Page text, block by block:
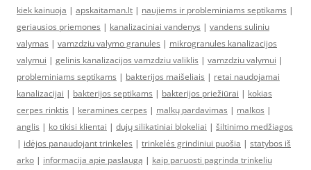
kiek kainuoja | apskaitaman.lt | naujiems ir probleminiams septikams |
geriausios priemones | kanalizaciniai vandenys | vandens suliniu
valymas | vamzdziu valymo granules | mikrogranules kanalizacijos
valymui | gelinis kanalizacijos vamzdziu valiklis | vamzdziu valymui |
probleminiams septikams | bakterijos maišeliais | retai naudojamai
kanalizacijai | bakterijos septikams | bakterijos priežiūrai | kokias
cerpes rinktis | keramines cerpes | malkų pardavimas | malkos |
anglis | ko tikisi klientai | dujų silikatiniai blokeliai | šiltinimo medžiagos
| idėjos panaudojant trinkeles | trinkelės grindiniui puošia | statybos iš
arko | informacija apie paslaugą | kaip paruosti pagrinda trinkeliu